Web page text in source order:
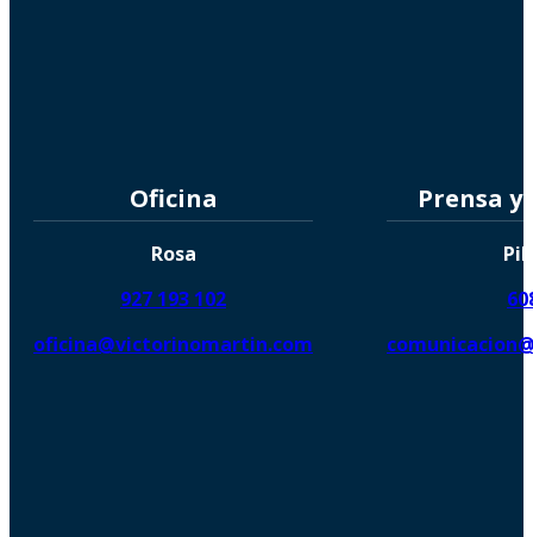
Oficina
Rosa
927 193 102
oficina@victorinomartin.com
Prensa